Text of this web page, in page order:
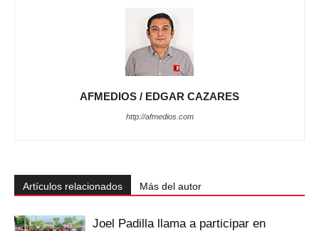
AFMEDIOS / EDGAR CAZARES
http://afmedios.com
Artículos relacionados Más del autor
Joel Padilla llama a participar en